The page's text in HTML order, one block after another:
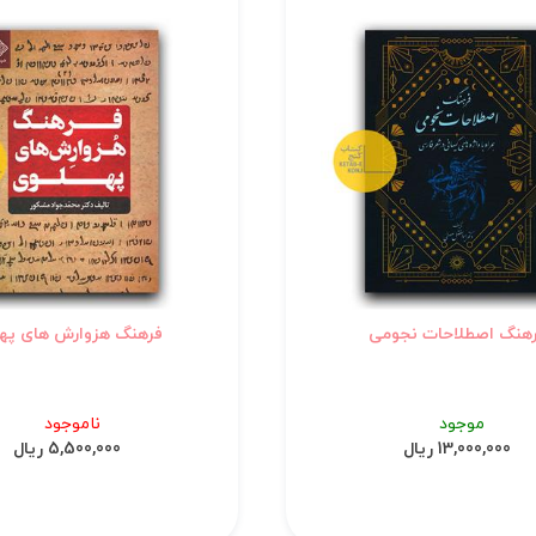
اصطلاحات نجومی
موجود
13,000,000 ریال
فرهنگ هزوارش های
ناموجود
5,500,000 ریال